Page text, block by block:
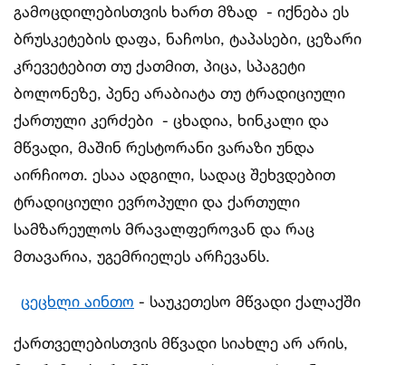
გამოცდილებისთვის ხართ მზად - იქნება ეს
ბრუსკეტების დაფა, ნაჩოსი, ტაპასები, ცეზარი
კრევეტებით თუ ქათმით, პიცა, სპაგეტი
ბოლონეზე, პენე არაბიატა თუ ტრადიციული
ქართული კერძები - ცხადია, ხინკალი და
მწვადი, მაშინ რესტორანი ვარაზი უნდა
აირჩიოთ. ესაა ადგილი, სადაც შეხვდებით
ტრადიციული ევროპული და ქართული
სამზარეულოს მრავალფეროვან და რაც
მთავარია, უგემრიელეს არჩევანს.
ცეცხლი აინთო - საუკეთესო მწვადი ქალაქში
ქართველებისთვის მწვადი სიახლე არ არის,